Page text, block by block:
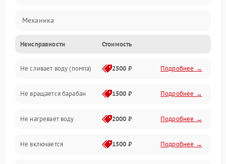
Механика
Электропитание
Водоснабжение
Слив
Программное обеспечение
Неисправности Стоимость
Не сливает воду (помпа) 2500 ₽ Подробнее →
Не вращается барабан 1500 ₽ Подробнее →
Не нагревает воду 2000 ₽ Подробнее →
Не включается 1500 ₽ Подробнее →